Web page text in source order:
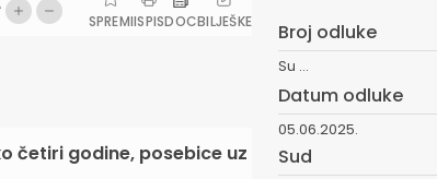
SPREMIISPISDOCBILJEŠKE
četiri godine, posebice uz
Broj odluke
Su ...
Datum odluke
05.06.2025.
Sud